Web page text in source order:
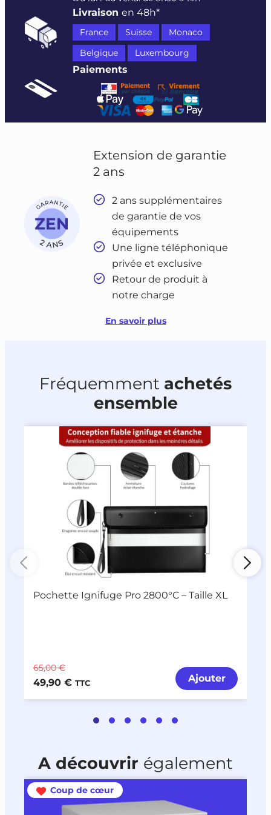
Livraisonen 48h*
France Suisse
Monaco
Belgique
Luxembourg
Paiements
Extension de garantie
2 ans
2 ans supplémentaires
de garantie de vos
équipements
Une ligne téléphonique
privée et exclusive
Retour de produit à
notre charge
En savoir plus
Fréquemment achetés
ensemble
Pochette Ignifuge Pro 2800°C – Taille XL
65,00 €
49,90 € TTC Ajouter
A découvrir également
Coup de cœur